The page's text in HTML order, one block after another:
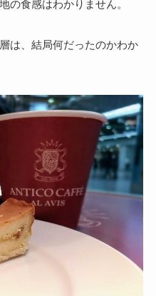
の食感はわかりません。
は、結局何だったのかわか